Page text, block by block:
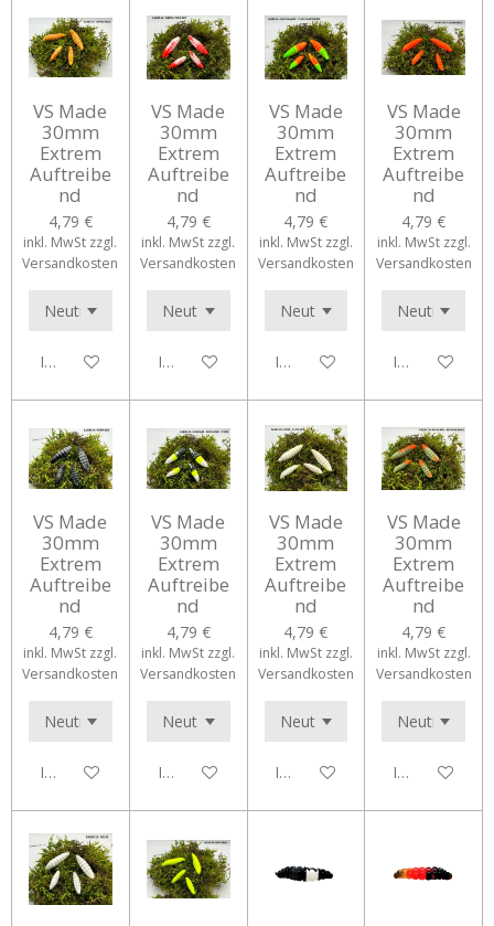
VS Made
30mm
Extrem
Auftreibe
nd
4,79 €
inkl. MwSt zzgl.
Versandkosten
In den Warenkorb
VS Made
30mm
Extrem
Auftreibe
nd
4,79 €
inkl. MwSt zzgl.
Versandkosten
In den Warenkorb
VS Made
30mm
Extrem
Auftreibe
nd
4,79 €
inkl. MwSt zzgl.
Versandkosten
In den Warenkorb
VS Made
30mm
Extrem
Auftreibe
nd
4,79 €
inkl. MwSt zzgl.
Versandkosten
In den
VS Made
30mm
Extrem
Auftreibe
nd
4,79 €
inkl. MwSt zzgl.
Versandkosten
In den Warenkorb
VS Made
30mm
Extrem
Auftreibe
nd
4,79 €
inkl. MwSt zzgl.
Versandkosten
In den Warenkorb
VS Made
30mm
Extrem
Auftreibe
nd
4,79 €
inkl. MwSt zzgl.
Versandkosten
In den Warenkorb
VS Made
30mm
Extrem
Auftreibe
nd
4,79 €
inkl. MwSt zzgl.
Versandkosten
In den